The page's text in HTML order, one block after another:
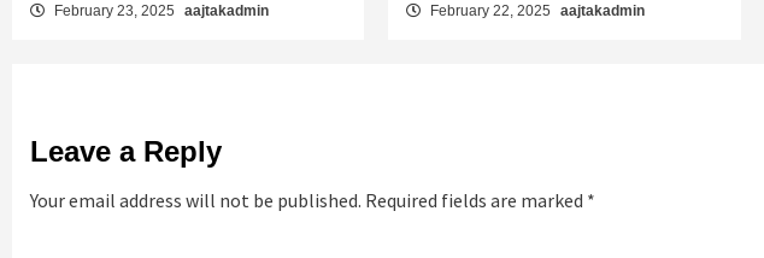
February 23, 2025 aajtakadmin February 22, 2025 aajtakadmin
Leave a Reply
Your email address will not be published. Required fields are marked *